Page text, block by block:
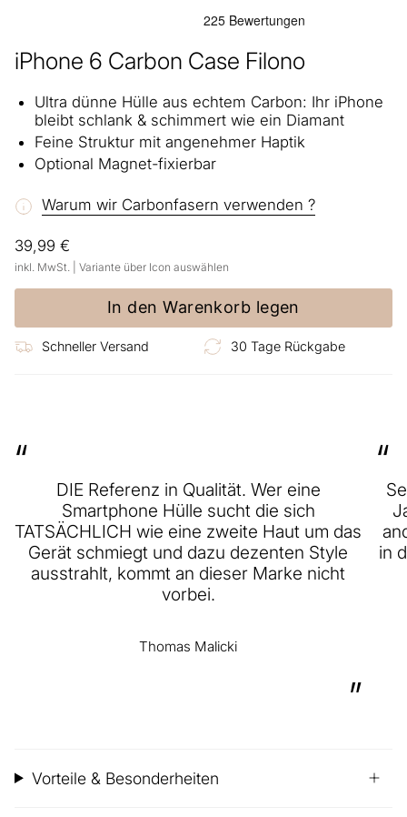
iPhone 6 Carbon Case Filono
Ultra dünne Hülle aus echtem Carbon: Ihr iPhone
bleibt schlank & schimmert wie ein Diamant
Feine Struktur mit angenehmer Haptik
Optional Magnet-fixierbar
Warum wir Carbonfasern verwenden ?
39,99 €
inkl. MwSt. | Variante über Icon auswählen
In den Warenkorb legen
Schneller Versand 30 Tage Rückgabe
“
DIE Referenz in Qualität. Wer eine
Smartphone Hülle sucht die sich
TATSÄCHLICH wie eine zweite Haut um das
Gerät schmiegt und dazu dezenten Style
ausstrahlt, kommt an dieser Marke nicht
vorbei.
”
Thomas Malicki
“
in
Vorteile & Besonderheiten